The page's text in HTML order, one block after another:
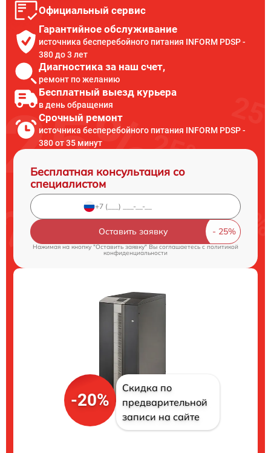
Официальный сервис
Гарантийное обслуживание
источника бесперебойного питания INFORM PDSP -
380 до 3 лет
Диагностика за наш счет,
ремонт по желанию
Бесплатный выезд курьера
в день обращения
Срочный ремонт
источника бесперебойного питания INFORM PDSP -
380 от 35 минут
Бесплатная консультация со
специалистом
Оставить заявку
Нажимая на кнопку "Оставить заявку" Вы соглашаетесь cполитикой
конфиденциальности
-20%
Скидка по
предварительной
записи на сайте